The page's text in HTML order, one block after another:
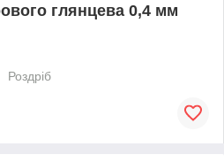
глянцева 0,4 мм
Роздріб